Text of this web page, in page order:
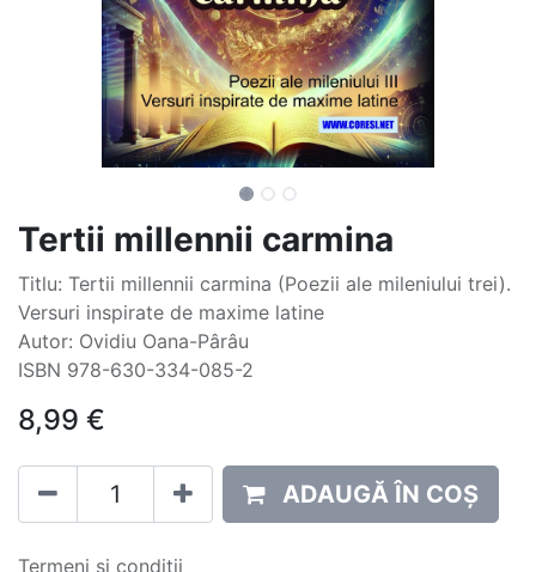
Tertii millennii carmina
Titlu: Tertii millennii carmina (Poezii ale mileniului trei).
Versuri inspirate de maxime latine
Autor: Ovidiu Oana-Pârâu
ISBN 978-630-334-085-2
8,99 €
ADAUGĂ ÎN COȘ
Termeni și condiții